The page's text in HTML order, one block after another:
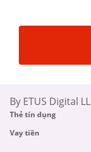
By ETUS Digital LL
Thẻ tín dụng
Vay tiền